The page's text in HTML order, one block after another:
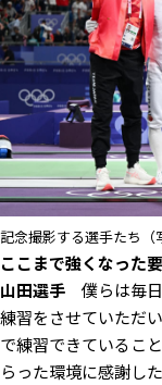
記念撮影する選手たち（
――ここまで強くなった
山田選手 僕らは毎
練習をさせていただ
で練習できているこ
らった環境に感謝し